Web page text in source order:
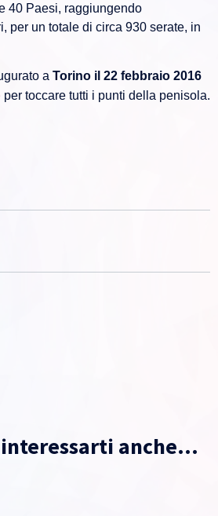
40 Paesi, raggiungendo
per un totale di circa 930 serate, in
a Torino il 22 febbraio 2016
per toccare tutti i punti della penisola.
anche...